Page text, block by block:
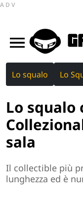
ADV
Lo squalo Lo
Lo squalo
sala
Il collectible più
lunghezza ed è